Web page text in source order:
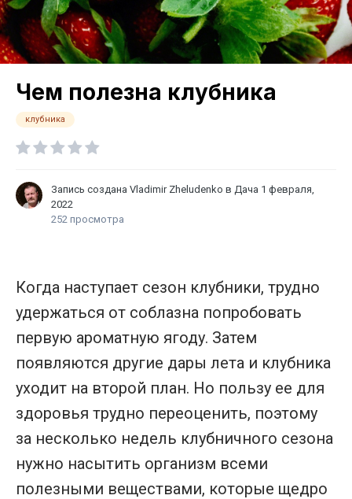
Чем полезна клубника
клубника
Запись создана Vladimir Zheludenko в Дача 1 февраля,
2022
252 просмотра
Когда наступает сезон клубники, трудно
удержаться от соблазна попробовать
первую ароматную ягоду. Затем
появляются другие дары лета и клубника
уходит на второй план. Но пользу ее для
здоровья трудно переоценить, поэтому
за несколько недель клубничного сезона
нужно насытить организм всеми
полезными веществами, которые щедро